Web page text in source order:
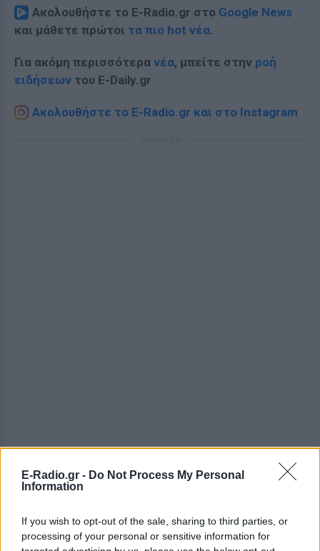
E-Radio.gr - Do Not Process My Personal
Information
If you wish to opt-out of the sale, sharing to third parties, or
processing of your personal or sensitive information for
Ακολουθήστε το E-Radio.gr στο Google News
και μάθετε πρώτοι τα πιο hot νέα.
Για ακόμη περισσότερα νέα, μπείτε στην ροή
ειδήσεων του E-Daily.gr
Ακολουθήστε το E-Radio.gr και στο Instagram
ΔΕΙΤΕ ΕΠΙΣΗΣ
ΣΤΗΝ ΙΔΙΑ ΚΑΤΗΓΟΡΙΑ